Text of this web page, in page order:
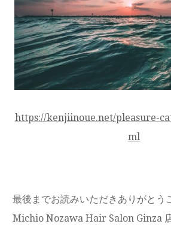
https://kenjiinoue.net/pleasure-
ml
最後までお読みいただきありがとう
Michio Nozawa Hair Salon Ginza